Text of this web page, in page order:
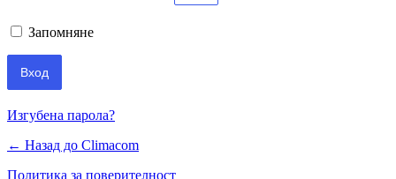
Запомняне
Изгубена парола?
← Назад до Climacom
Политика за поверителност